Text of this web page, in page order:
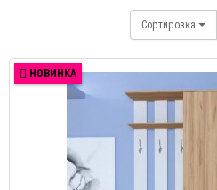
Сортировка
НОВИНКА